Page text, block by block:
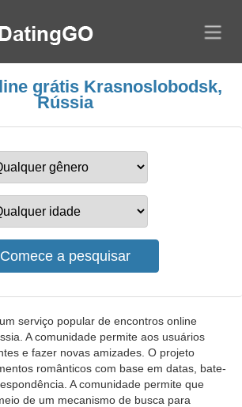
grátis Krasnoslobodsk,
Rússia
serviço popular de encontros online
A comunidade permite aos usuários
e fazer novas amizades. O projeto
românticos com base em datas, bate-
A comunidade permite que
de um mecanismo de busca para